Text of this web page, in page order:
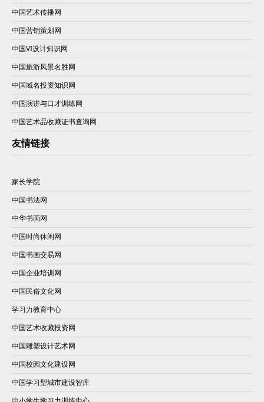
中国艺术传播网
中国营销策划网
中国VI设计知识网
中国旅游风景名胜网
中国域名投资知识网
中国演讲与口才训练网
中国艺术品收藏证书查询网
友情链接
家长学院
中国书法网
中华书画网
中国时尚休闲网
中国书画交易网
中国企业培训网
中国民俗文化网
学习力教育中心
中国艺术收藏投资网
中国雕塑设计艺术网
中国校园文化建设网
中国学习型城市建设智库